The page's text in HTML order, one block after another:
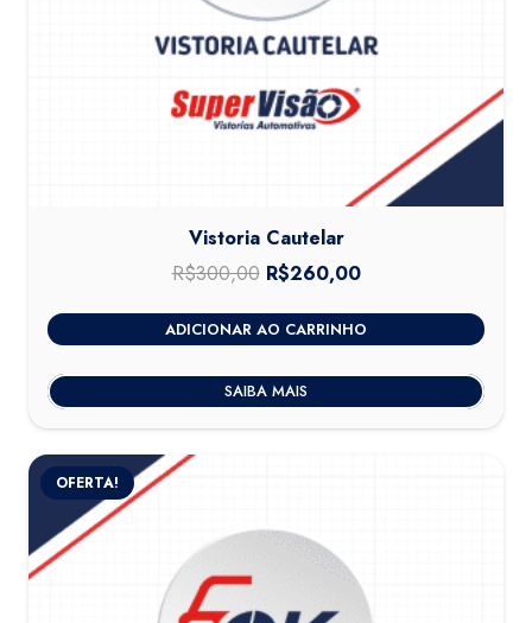
Vistoria Cautelar
R$300,00 O
preço
original
era:
R$300,00.
R$260,00O
preço
atual
é:
R$260,00.
ADICIONAR AO CARRINHO
SAIBA MAIS
OFERTA!